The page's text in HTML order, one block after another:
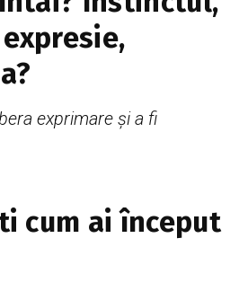
exprimare și a fi
cum ai început